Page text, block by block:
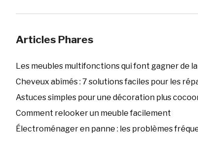
Articles Phares
Les meubles multifonctions qui font gagner de
Cheveux abîmés : 7 solutions faciles pour les
Astuces simples pour une décoration plus
Comment relooker un meuble facilement
Électroménager en panne : les problèmes